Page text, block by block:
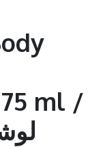
ml /